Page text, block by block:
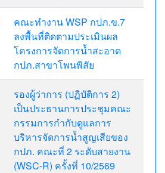
คณะทำงาน WSP กปภ.ข.7
ลงพื้นที่ติดตามประเมินผล
โครงการจัดการน้ำสะอาด
กปภ.สาขาโพนพิสัย
รองผู้ว่าการ (ปฏิบัติการ 2)
เป็นประธานการประชุมคณะ
กรรมการกำกับดูแลการ
บริหารจัดการน้ำสูญเสียของ
กปภ. คณะที่ 2 ระดับสายงาน
(WSC-R) ครั้งที่ 10/2569